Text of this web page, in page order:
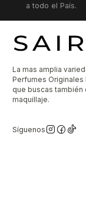
a todo el País.
La mas amplia
Perfumes Originales
que buscas
maquillaje.
Síguenos